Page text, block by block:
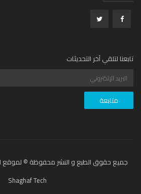
لتلقي آخر التحديثات
Shaghaf Tech